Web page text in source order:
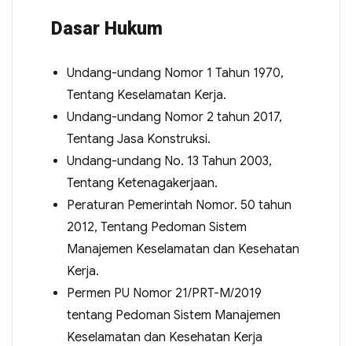
Dasar Hukum
Undang-undang Nomor 1 Tahun 1970,
Tentang Keselamatan Kerja.
Undang-undang Nomor 2 tahun 2017,
Tentang Jasa Konstruksi.
Undang-undang No. 13 Tahun 2003,
Tentang Ketenagakerjaan.
Peraturan Pemerintah Nomor. 50 tahun
2012, Tentang Pedoman Sistem
Manajemen Keselamatan dan Kesehatan
Kerja.
Permen PU Nomor 21/PRT-M/2019
tentang Pedoman Sistem Manajemen
Keselamatan dan Kesehatan Kerja